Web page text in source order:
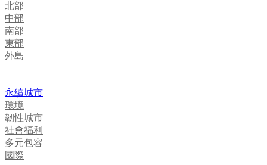
北部
中部
南部
東部
外島
永續城市
環境
韌性城市
社會福利
多元包容
國際